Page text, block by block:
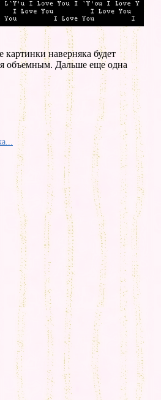
наверняка будет
объемным. Дальше еще одна